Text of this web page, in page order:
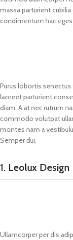
massa parturient
condimentum hac
Purus lobortis
laoreet parturient
diam. A at nec rutrum
commodo volutpat
montes nam a
Semper dui.
1. Leolux Design
Ullamcorper per dis